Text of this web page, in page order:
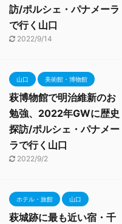
訪/ポルシェ・パナメーラ
で行く山口
2022/9/14
山口 美術館・博物館
萩博物館で明治維新のお
勉強、2022年GWに歴史
探訪/ポルシェ・パナメー
ラで行く山口
2022/9/2
ホテル・旅館 山口
萩城跡に最も近い宿・千